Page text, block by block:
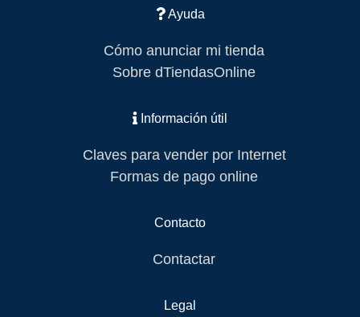
Ayuda
Cómo anunciar mi tienda
Sobre dTiendasOnline
Información útil
Claves para vender por Internet
Formas de pago online
Contacto
Contactar
Legal